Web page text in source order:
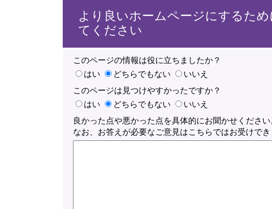
より良いホームページにするた
てください
このページの情報は役に立ちましたか？
はい
どちらでもない
いいえ
このページは見つけやすかったですか？
はい
どちらでもない
いいえ
良かった点や悪かった点を具体的にお聞かせください
なお、お答えが必要なご意見はこちらではお受けでき